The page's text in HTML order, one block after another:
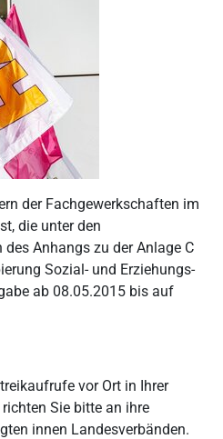
der Fachgewerkschaften im
die unter den
Anhangs zu der Anlage C
Sozial- und Erziehungs-
ab 08.05.2015 bis auf
vor Ort in Ihrer
Sie bitte an ihre
innen Landesverbänden.